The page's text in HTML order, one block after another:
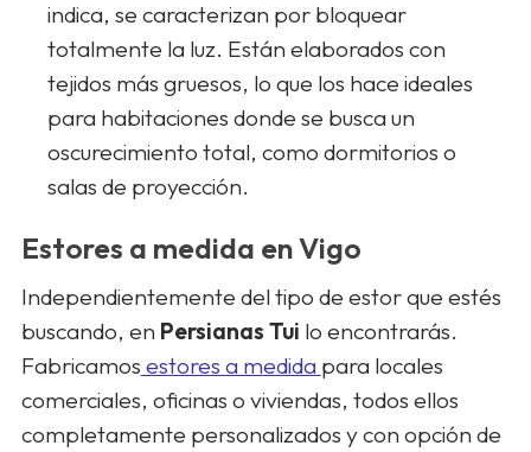
indica, se caracterizan por bloquear
totalmente la luz. Están elaborados con
tejidos más gruesos, lo que los hace ideales
para habitaciones donde se busca un
oscurecimiento total, como dormitorios o
salas de proyección.
Estores a medida en Vigo
Independientemente del tipo de estor que estés
buscando, en Persianas Tui lo encontrarás.
Fabricamos estores a medida para locales
comerciales, oficinas o viviendas, todos ellos
completamente personalizados y con opción de